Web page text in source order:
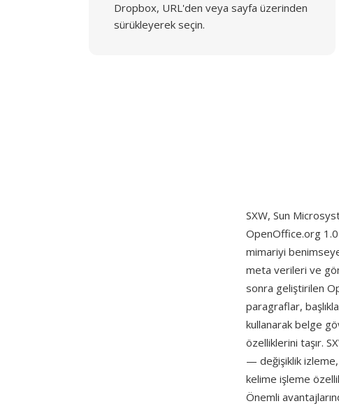
Dropbox, URL'den veya sayfa üzerinden
sürükleyerek seçin.
SXW, Sun
OpenOffice.org 1.0
mimariyi
meta verileri ve
sonra geliştirilen
paragraflar,
kullanarak belge
özelliklerini taşır.
— değişiklik
kelime işleme
Önemli